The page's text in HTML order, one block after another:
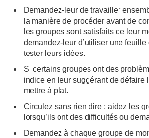
Demandez-leur de travailler
la manière de procéder avant de
les groupes sont satisfaits de leur
demandez-leur d’utiliser une feuille
tester leurs idées.
Si certains groupes ont des
indice en leur suggérant de défaire
mettre à plat.
Circulez sans rien dire ; aidez les
lorsqu’ils ont des difficultés ou
Demandez à chaque groupe de